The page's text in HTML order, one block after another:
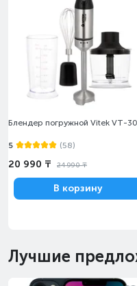
Блендер погружной Vitek VT-
5 (58)
20 990 ₸ 24 990 ₸
В корзину
Лучшие